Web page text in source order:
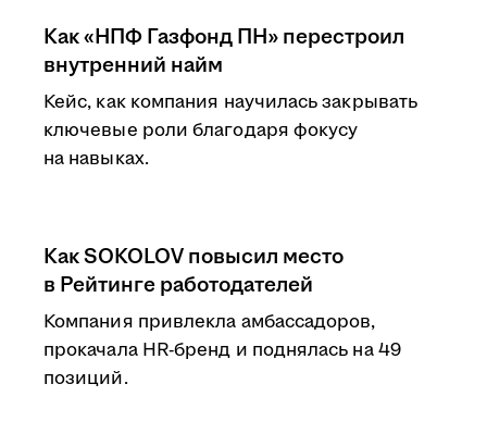
Как «НПФ Газфонд ПН» перестроил
внутренний найм
Кейс, как компания научилась закрывать
ключевые роли благодаря фокусу
на навыках.
Как SOKOLOV повысил место
в Рейтинге работодателей
Компания привлекла амбассадоров,
прокачала HR-бренд и поднялась на 49
позиций.